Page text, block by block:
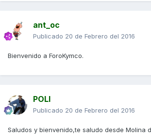
ant_oc
Publicado 20 de Febrero del 2016
Bienvenido a ForoKymco.
POLI
Publicado 20 de Febrero del 2016
Saludos y bienvenido,te saludo desde Molina